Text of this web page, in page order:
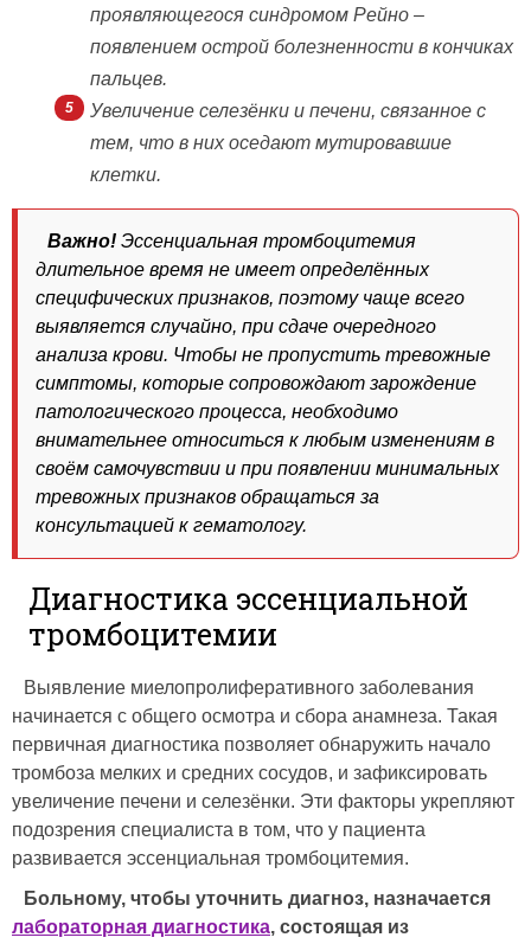
проявляющегося синдромом Рейно –
появлением острой болезненности в кончиках
пальцев.
Увеличение селезёнки и печени, связанное с
тем, что в них оседают мутировавшие
клетки.
Важно! Эссенциальная тромбоцитемия
длительное время не имеет определённых
специфических признаков, поэтому чаще всего
выявляется случайно, при сдаче очередного
анализа крови. Чтобы не пропустить тревожные
симптомы, которые сопровождают зарождение
патологического процесса, необходимо
внимательнее относиться к любым изменениям в
своём самочувствии и при появлении минимальных
тревожных признаков обращаться за
консультацией к гематологу.
Диагностика эссенциальной
тромбоцитемии
Выявление миелопролиферативного заболевания
начинается с общего осмотра и сбора анамнеза. Такая
первичная диагностика позволяет обнаружить начало
тромбоза мелких и средних сосудов, и зафиксировать
увеличение печени и селезёнки. Эти факторы укрепляют
подозрения специалиста в том, что у пациента
развивается эссенциальная тромбоцитемия.
Больному, чтобы уточнить диагноз, назначается
лабораторная диагностика, состоящая из